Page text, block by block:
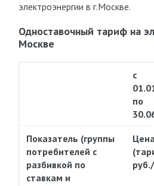
электроэнергии в г.Москве.
Одноставочный тариф на
Москве
с
по
Показатель (группы
потребителей с
разбивкой по
ставкам и